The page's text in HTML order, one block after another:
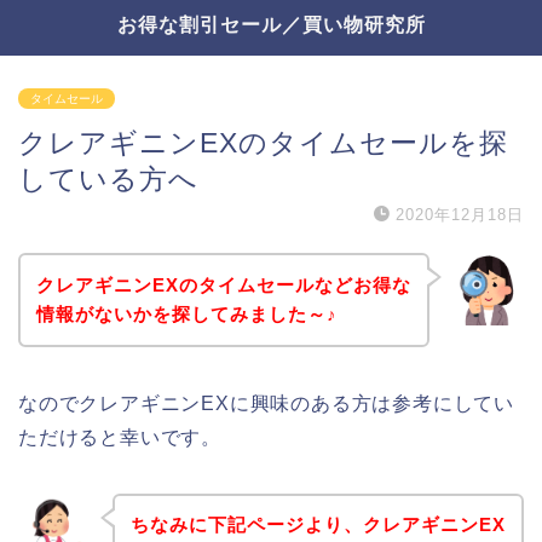
お得な割引セール／買い物研究所
タイムセール
クレアギニンEXのタイムセールを探
している方へ
2020年12月18日
クレアギニンEXのタイムセールなどお得な
情報がないかを探してみました～♪
なのでクレアギニンEXに興味のある方は参考にしてい
ただけると幸いです。
ちなみに下記ページより、クレアギニンEX